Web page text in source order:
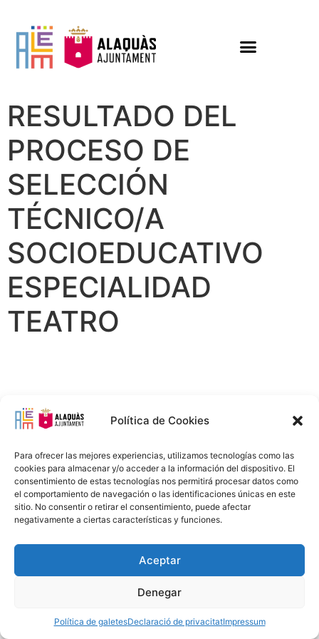
Política de Cookies
Para ofrecer las mejores experiencias, utilizamos tecnologías como las
cookies para almacenar y/o acceder a la información del dispositivo. El
consentimiento de estas tecnologías nos permitirá procesar datos como
el comportamiento de navegación o las identificaciones únicas en este
sitio. No consentir o retirar el consentimiento, puede afectar
negativamente a ciertas características y funciones.
Aceptar
Denegar
Política de galetesDeclaració de privacitatImpressum
RESULTADO DEL
PROCESO DE
SELECCIÓN
TÉCNICO/A
SOCIOEDUCATIVO
ESPECIALIDAD
TEATRO
Avís Legal Política Privacitat Política Cookies
96 151 94 00
info@alem.alaquas.org